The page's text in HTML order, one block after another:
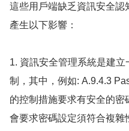
這些用戶端缺乏資訊安全
產生以下影響：
1. 資訊安全管理系統是建
制，其中，例如: A.9.4.3
的控制措施要求有安全的密
會要求密碼設定須符合複雜